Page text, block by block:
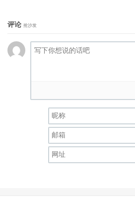
评论 抢沙发